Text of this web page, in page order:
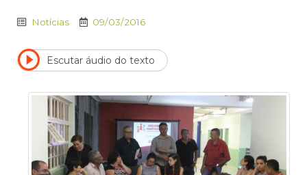
Notícias 09/03/2016
Escutar áudio do texto